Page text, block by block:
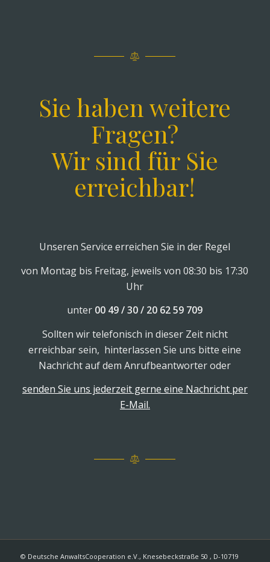
Sie haben weitere
Fragen?
Wir sind für Sie
erreichbar!
Unseren Service erreichen Sie in der Regel
von Montag bis Freitag, jeweils von 08:30 bis 17:30
Uhr
unter 00 49 / 30 / 20 62 59 709
Sollten wir telefonisch in dieser Zeit nicht
erreichbar sein, hinterlassen Sie uns bitte eine
Nachricht auf dem Anrufbeantworter oder
senden Sie uns jederzeit gerne eine Nachricht per
E-Mail.
© Deutsche AnwaltsCooperation e.V., Knesebeckstraße 50 , D-10719